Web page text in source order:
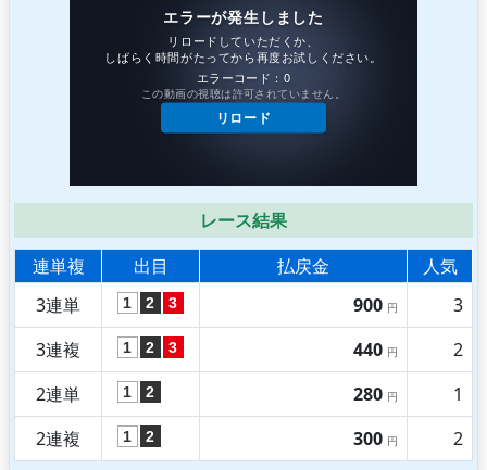
レース結果
連単複
出目 払戻金
人気
3連単
1 2 3 900 円
3
3連複
1 2 3 440 円
2
2連単
1 2 280 円
1
2連複
1 2 300 円 2